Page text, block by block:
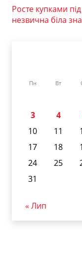
Росте купками
незвична біла
Пн Вт
3
4
10
11
17
18
24
25
31
« Лип